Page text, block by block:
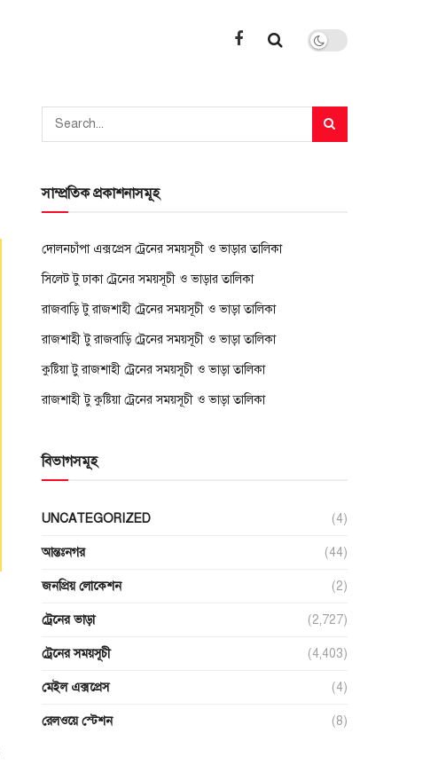
সাম্প্রতিক প্রকাশনাসমূহ
দোলনচাঁপা এক্সপ্রেস ট্রেনের সময়সূচী ও ভাড়ার তালিকা
সিলেট টু ঢাকা ট্রেনের সময়সূচী ও ভাড়ার তালিকা
রাজবাড়ি টু রাজশাহী ট্রেনের সময়সূচী ও ভাড়া তালিকা
রাজশাহী টু রাজবাড়ি ট্রেনের সময়সূচী ও ভাড়া তালিকা
কুষ্টিয়া টু রাজশাহী ট্রেনের সময়সূচী ও ভাড়া তালিকা
রাজশাহী টু কুষ্টিয়া ট্রেনের সময়সূচী ও ভাড়া তালিকা
বিভাগসমূহ
UNCATEGORIZED (4)
আন্তঃনগর (44)
জনপ্রিয় লোকেশন (2)
ট্রেনের ভাড়া (2,727)
ট্রেনের সময়সূচী (4,403)
মেইল এক্সপ্রেস (4)
রেলওয়ে স্টেশন (8)